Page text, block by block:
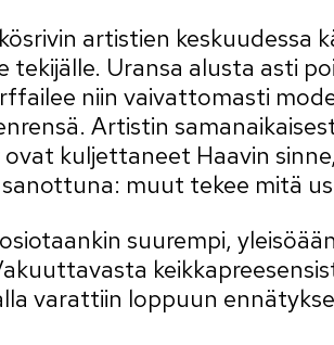
artistien keskuudessa
Uransa alusta asti
niin vaivattomasti
Artistin
kuljettaneet Haavin
muut tekee mitä
suurempi,
varattiin loppuun